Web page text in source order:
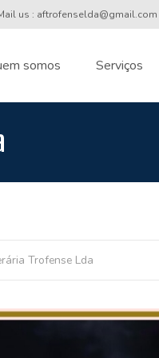
us : aftrofenselda@gmail.com
somos Serviços
Trofense Lda